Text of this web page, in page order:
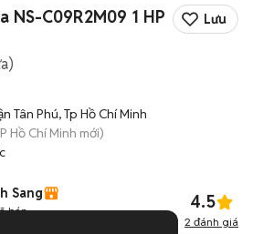
NS-C09R2M09 1 HP
Lưu
Tân Phú, Tp Hồ Chí Minh
Hồ Chí Minh mới)
Sang
bán 4.5
2 đánh giá